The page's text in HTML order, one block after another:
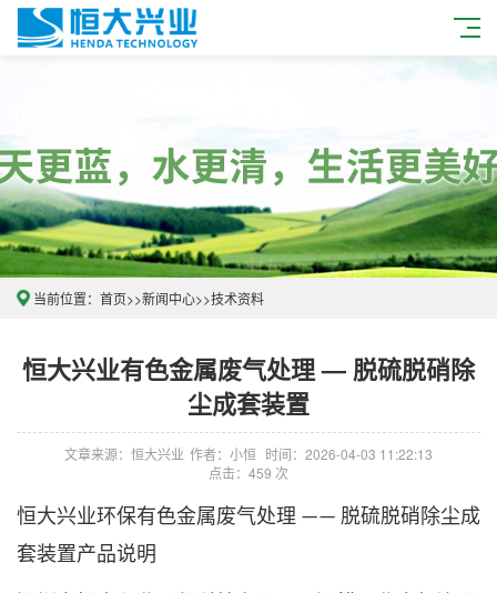
当前位置： 首页>>新闻中心>>技术资料
恒大兴业有色金属废气处理 — 脱硫脱硝除
尘成套装置
文章来源：恒大兴业 作者：小恒 时间：2026-04-03 11:22:13
点击：459 次
恒大兴业环保有色金属废气处理 —— 脱硫脱硝除尘成
套装置产品说明